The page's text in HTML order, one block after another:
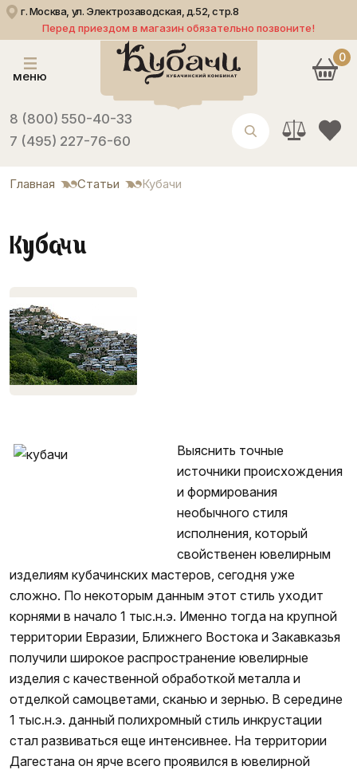
г. Москва, ул. Электрозаводская, д.52, стр.8
Перед приездом в магазин обязательно позвоните!
меню
8 (800) 550-40-33
7 (495) 227-76-60
0
Главная Статьи Кубачи
Кубачи
Выяснить точные
источники происхождения
и формирования
необычного стиля
исполнения, который
свойственен ювелирным
изделиям кубачинских мастеров, сегодня уже
сложно. По некоторым данным этот стиль уходит
корнями в начало 1 тыс.н.э. Именно тогда на крупной
территории Евразии, Ближнего Востока и Закавказья
получили широкое распространение ювелирные
изделия с качественной обработкой металла и
отделкой самоцветами, сканью и зернью. В середине
1 тыс.н.э. данный полихромный стиль инкрустации
стал развиваться еще интенсивнее. На территории
Дагестана он ярче всего проявился в ювелирной